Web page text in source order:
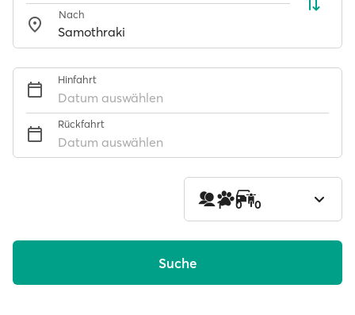
Nach
Hinfahrt
Datum auswählen
Rückfahrt
Datum auswählen
1 0 0
Suche